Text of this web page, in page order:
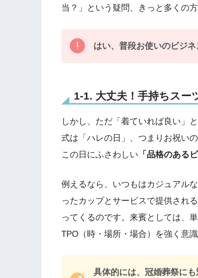
当？」という疑問、きっと多くの
はい、普段お使いのビジ
1-1. 大丈夫！手持ちスー
しかし、ただ「着ていれば良い」
式は「ハレの日」、つまりお祝い
この日にふさわしい 「品格のある
例えるなら、いつもはカジュアル
ったカップとサービスで提供され
ってくるのです。来賓としては、
TPO（時・場所・場合）を強く意
具体的には、冠婚葬祭に